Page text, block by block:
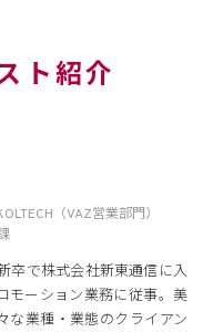
ト紹介
（VAZ営業部門）
卒で株式会社新東通信に入
モーション業務に従事。美
な業種・業態のクライアン